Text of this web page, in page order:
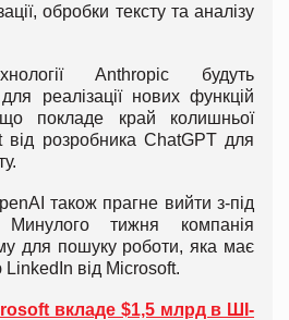
обробки тексту та аналізу
Anthropic будуть
реалізації нових функцій
покладе край колишньої
від розробника ChatGPT для
також прагне вийти з-під
тижня компанія
для пошуку роботи, яка має
LinkedIn від Microsoft.
вкладе $1,5 млрд в ШІ-